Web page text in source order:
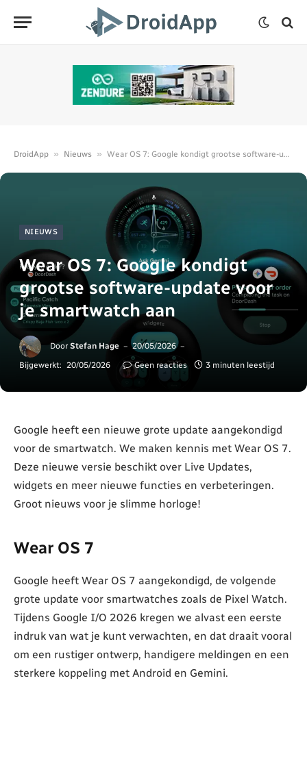
DroidApp » Nieuws » Wear OS 7: Google kondigt grootse software-update voor je smartwatch aan
NIEUWS
Wear OS 7: Google kondigt
grootse software-update voor
je smartwatch aan
Door Stefan Hage
20/05/2026
Bijgewerkt: 20/05/2026 Geen reacties 3 minuten leestijd
Google heeft een nieuwe grote update aangekondigd
voor de smartwatch. We maken kennis met Wear OS 7.
Deze nieuwe versie beschikt over Live Updates,
widgets en meer nieuwe functies en verbeteringen.
Groot nieuws voor je slimme horloge!
Wear OS 7
Google heeft Wear OS 7 aangekondigd, de volgende
grote update voor smartwatches zoals de Pixel Watch.
Tijdens Google I/O 2026 kregen we alvast een eerste
indruk van wat je kunt verwachten, en dat draait vooral
om een rustiger ontwerp, handigere meldingen en een
sterkere koppeling met Android en Gemini.